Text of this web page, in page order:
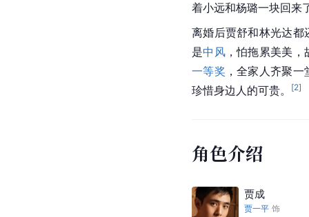
着小远和杨璐一块回来
离婚后贾舒和林光达都
是中风，怕拖累美美，
一等奖 ，全家人齐聚
珍惜身边人的可贵。
[2]
角色介绍
贾成
贾一平 饰